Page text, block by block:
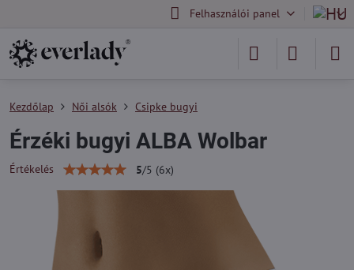
Felhasználói panel
Kezdőlap Női alsók Csipke bugyi
Érzéki bugyi ALBA Wolbar
Értékelés 5/5 (6x)